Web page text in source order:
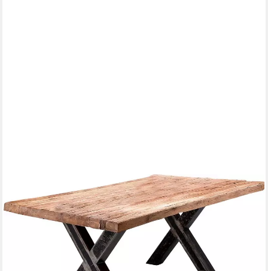
Esstisch, Gestell im Used-Look
ab 1.035,67 € UVP2.525,00 €
lieferbar - in 7-9 Werktagen bei dir